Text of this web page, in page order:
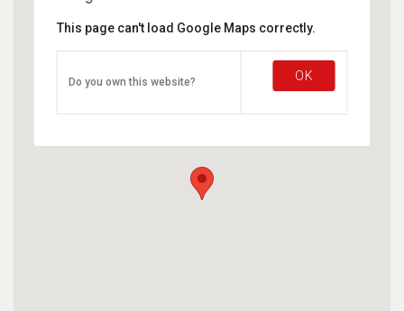
This page can't load Google Maps correctly.
Do you own this website? OK